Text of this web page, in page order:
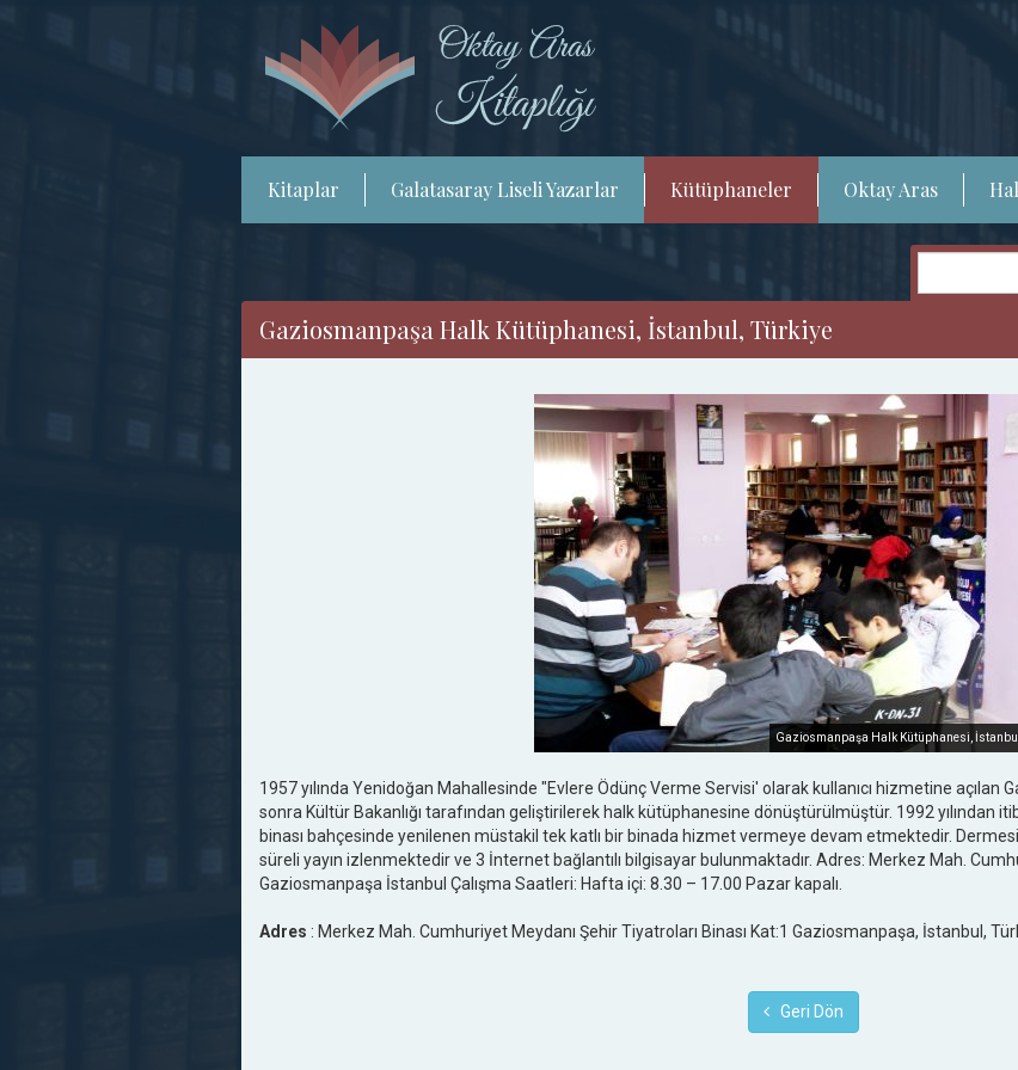
Kitaplar Galatasaray Liseli Yazarlar Kütüphaneler Oktay Aras
Gaziosmanpaşa Halk Kütüphanesi, İstanbul, Türkiye
Gaziosmanpaşa Halk Kütüphanesi,
1957 yılında Yenidoğan Mahallesinde "Evlere Ödünç Verme Servisi' olarak kullanıcı hizmetine açılan
sonra Kültür Bakanlığı tarafından geliştirilerek halk kütüphanesine dönüştürülmüştür. 1992 yılından
binası bahçesinde yenilenen müstakil tek katlı bir binada hizmet vermeye devam etmektedir.
süreli yayın izlenmektedir ve 3 İnternet bağlantılı bilgisayar bulunmaktadır. Adres: Merkez Mah.
Gaziosmanpaşa İstanbul Çalışma Saatleri: Hafta içi: 8.30 – 17.00 Pazar kapalı.
Adres : Merkez Mah. Cumhuriyet Meydanı Şehir Tiyatroları Binası Kat:1 Gaziosmanpaşa, İstanbul,
Geri Dön